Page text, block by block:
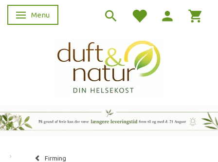
Skifte navigation
Menu
Firming